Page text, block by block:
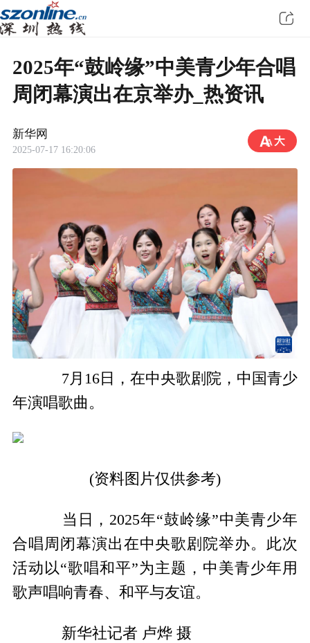
2025年“鼓岭缘”中美青少年合唱
周闭幕演出在京举办_热资讯
新华网
2025-07-17 16:20:06
7月16日，在中央歌剧院，中国青少
年演唱歌曲。
(资料图片仅供参考)
当日，2025年“鼓岭缘”中美青少年
合唱周闭幕演出在中央歌剧院举办。此次
活动以“歌唱和平”为主题，中美青少年用
歌声唱响青春、和平与友谊。
新华社记者 卢烨 摄